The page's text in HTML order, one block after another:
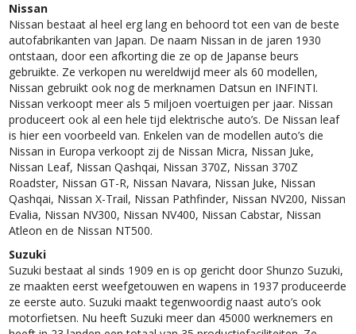
Nissan
Nissan bestaat al heel erg lang en behoord tot een van de beste
autofabrikanten van Japan. De naam Nissan in de jaren 1930
ontstaan, door een afkorting die ze op de Japanse beurs
gebruikte. Ze verkopen nu wereldwijd meer als 60 modellen,
Nissan gebruikt ook nog de merknamen Datsun en INFINTI.
Nissan verkoopt meer als 5 miljoen voertuigen per jaar. Nissan
produceert ook al een hele tijd elektrische auto’s. De Nissan leaf
is hier een voorbeeld van. Enkelen van de modellen auto’s die
Nissan in Europa verkoopt zij de Nissan Micra, Nissan Juke,
Nissan Leaf, Nissan Qashqai, Nissan 370Z, Nissan 370Z
Roadster, Nissan GT-R, Nissan Navara, Nissan Juke, Nissan
Qashqai, Nissan X-Trail, Nissan Pathfinder, Nissan NV200, Nissan
Evalia, Nissan NV300, Nissan NV400, Nissan Cabstar, Nissan
Atleon en de Nissan NT500.
Suzuki
Suzuki bestaat al sinds 1909 en is op gericht door Shunzo Suzuki,
ze maakten eerst weefgetouwen en wapens in 1937 produceerde
ze eerste auto. Suzuki maakt tegenwoordig naast auto’s ook
motorfietsen. Nu heeft Suzuki meer dan 45000 werknemers en